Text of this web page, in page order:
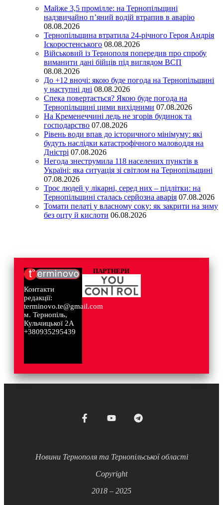
Майже 3,5 промілле: на Тернопільщині
надзвичайно п’яний водій втрапив в аварію
08.08.2026
Тернопільщина втратила 24-річного Героя Андрія
Іскоростенського 08.08.2026
Військовий із Тернополя попередив про спробу
виманити дані бійців під виглядом ВСП
08.08.2026
До +12 вночі: якою буде погода на Тернопільщині
у наступні дні 08.08.2026
Спека повертається? Якою буде погода на
Тернопільщині цими вихідними 07.08.2026
На Кременеччині ледь не згорів будинок та
господарство 07.08.2026
Рівень води впав до історичного мінімуму: які
будуть наслідки катастрофічного маловоддя на
Дністрі 07.08.2026
Негода знеструмила 118 населених пунктів в
Україні: яка ситуація зі світлом на Тернопільщині
07.08.2026
Троє людей у лікарні, серед них – підлітки: на
Тернопільщині сталась серйозна аварія 07.08.2026
Томати пелаті у власному соку: як закрити на зиму
без оцту й кислоти 06.08.2026
Контакти
редакції:
terminovo.te@gmail.com
м. Тернопіль,
Кульчицької 2А
+380935295439
ПАРТНЕРИ
Новини Тернополя та Тернопільської області
Copyright
2018 – 2025